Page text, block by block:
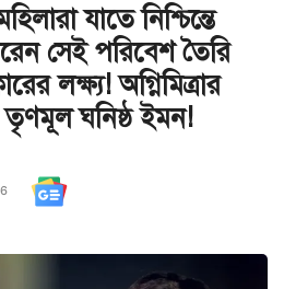
যাতে নিশ্চিন্তে
সেই পরিবেশ তৈরি
লক্ষ্য! অগ্নিমিত্রার
তৃণমূল ঘনিষ্ঠ ইমন!